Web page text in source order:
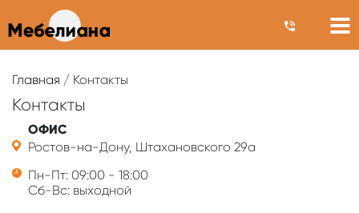
Главная / Контакты
Контакты
ОФИС
Ростов-на-Дону, Штахановского 29а
Пн-Пт: 09:00 - 18:00
Сб-Вс: выходной